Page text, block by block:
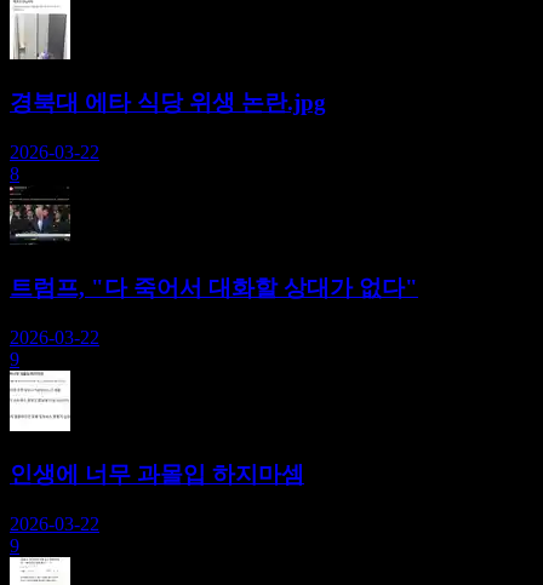
경북대 에타 식당 위생 논란.jpg
2026-03-22
8
트럼프, "다 죽어서 대화할 상대가 없다"
2026-03-22
9
인생에 너무 과몰입 하지마셈
2026-03-22
9